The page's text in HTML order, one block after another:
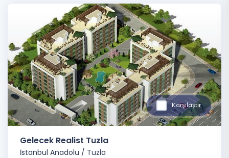
Karşılaştır
Gelecek Realist Tuzla
İstanbul Anadolu / Tuzla